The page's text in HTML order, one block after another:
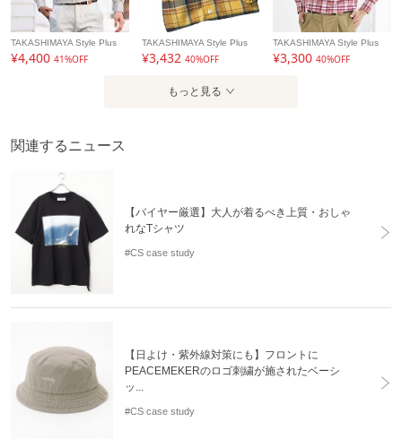
TAKASHIMAYA Style Plus
¥4,400 41%OFF
TAKASHIMAYA Style Plus
¥3,43240%OFF
TAKASHIMAYA Style Plus
¥3,30040%OFF
もっと見る
関連するニュース
【バイヤー厳選】大人が着るべき上質・おしゃ
れなTシャツ
#CS case study
【日よけ・紫外線対策にも】フロントに
PEACEMEKERのロゴ刺繍が施されたベーシ
ッ...
#CS case study